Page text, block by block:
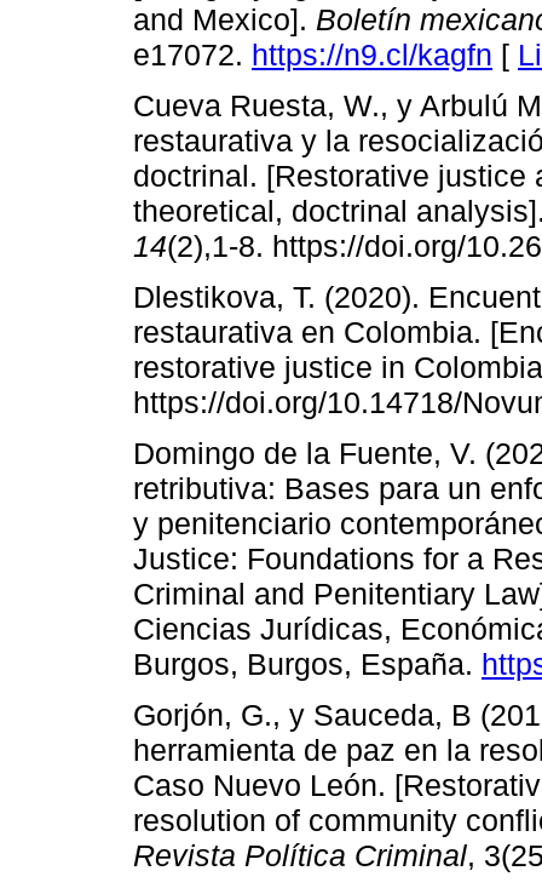
and Mexico]. Boletín
e17072. https://n9.cl/kagfn [
Cueva Ruesta, W., y Arbulú
restaurativa y la
doctrinal. [Restorative justice
theoretical, doctrinal
14(2),1-8. https://doi.org/
Dlestikova, T. (2020).
restaurativa en Colombia.
restorative justice in
https://doi.org/10.14718/
Domingo de la Fuente, V.
retributiva: Bases para un
y penitenciario
Justice: Foundations for a
Criminal and Penitentiary
Ciencias Jurídicas,
Burgos, Burgos, España.
Gorjón, G., y Sauceda, B
herramienta de paz en la
Caso Nuevo León.
resolution of community
Revista Política Criminal,